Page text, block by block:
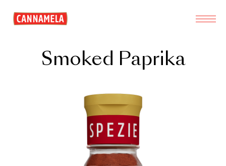
Smoked Paprika